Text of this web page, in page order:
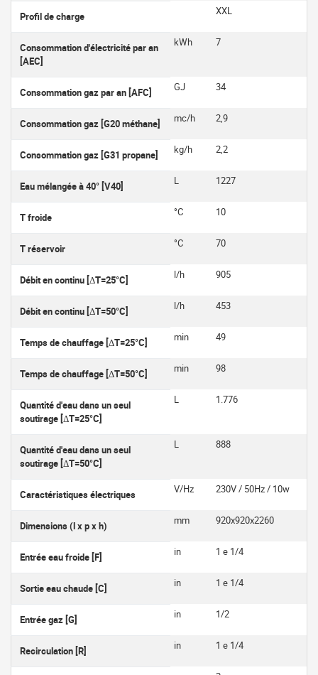
Profil de charge XXL
Consommation d'électricité par an
[AEC]
kWh 7
Consommation gaz par an [AFC] GJ 34
Consommation gaz [G20 méthane] mc/h 2,9
Consommation gaz [G31 propane] kg/h 2,2
Eau mélangée à 40° [V40] L 1227
T froide °C 10
T réservoir °C 70
Débit en continu [ΔT=25°C] l/h 905
Débit en continu [ΔT=50°C] l/h 453
Temps de chauffage [ΔT=25°C] min 49
Temps de chauffage [ΔT=50°C] min 98
Quantité d'eau dans un seul
soutirage [ΔT=25°C]
L 1.776
Quantité d'eau dans un seul
soutirage [ΔT=50°C]
L 888
Caractéristiques électriques V/Hz 230V / 50Hz / 10w
Dimensions (l x p x h) mm 920x920x2260
Entrée eau froide [F] in 1 e 1/4
Sortie eau chaude [C] in 1 e 1/4
Entrée gaz [G] in 1/2
Recirculation [R] in 1 e 1/4